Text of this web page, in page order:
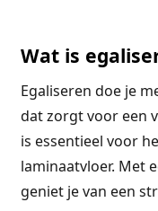
Wat is
Egaliseren doe je
dat zorgt voor een
is essentieel voor
laminaatvloer. Met
geniet je van een